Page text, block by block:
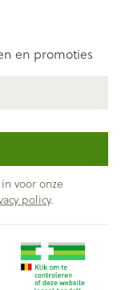
en promoties
voor onze
policy.